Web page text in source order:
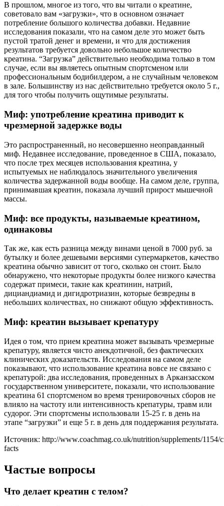
В прошлом, многое из того, что вы читали о креатине,
советовало вам «загрузки», что в основном означает
потребление большого количества добавки. Недавние
исследования показали, что на самом деле это может быть
пустой тратой денег и времени, и что для достижения
результатов требуется довольно небольшое количество
креатина. “Загрузка” действительно необходима только в том
случае, если вы являетесь опытным спортсменом или
профессиональным бодибилдером, а не случайным человеком
в зале. Большинству из нас действительно требуется около 5 г.,
для того чтобы получить ощутимые результаты.
Миф: употребление креатина приводит к
чрезмерной задержке воды
Это распространенный, но несовершенно неоправданный
миф. Недавнее исследование, проведенное в США, показало,
что после трех месяцев использования креатина, у
испытуемых не наблюдалось значительного увеличения
количества задержанной воды вообще. На самом деле, группа,
принимавшая креатин, показала лучший прирост мышечной
массы.
Миф: все продукты, называемые креатином,
одинаковы
Так же, как есть разница между винами ценой в 7000 руб. за
бутылку и более дешевыми версиями супермаркетов, качество
креатина обычно зависит от того, сколько он стоит. Было
обнаружено, что некоторые продукты более низкого качества
содержат примеси, такие как креатинин, натрий,
дициандиамид и дигидротриазин, которые безвредны в
небольших количествах, но снижают общую эффективность.
Миф: креатин вызывает крепатуру
Идея о том, что прием креатина может вызывать чрезмерные
крепатуру, является чисто анекдотичной, без фактических
клинических доказательств. Исследования на самом деле
показывают, что использование креатина вовсе не связано с
крепатурой: два исследования, проведенных в Арканзасском
государственном университете, показали, что использование
креатина 61 спортсменом во время тренировочных сборов не
влияло на частоту или интенсивность крепатуры, травм или
судорог. Эти спортсмены использовали 15-25 г. в день на
этапе “загрузки” и еще 5 г. в день для поддержания результата.
Источник: http://www.coachmag.co.uk/nutrition/supplements/1154/
facts
Частые вопросы
Что делает креатин с телом?